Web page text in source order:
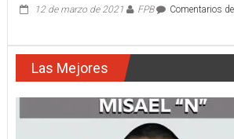
12 de marzo de 2021 FPB Comentarios
Las Mejores